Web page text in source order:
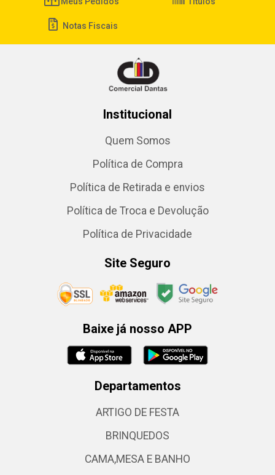
Notas Fiscais
Institucional
Quem Somos
Política de Compra
Política de Retirada e envios
Política de Troca e Devolução
Política de Privacidade
Site Seguro
Baixe já nosso APP
Departamentos
ARTIGO DE FESTA
BRINQUEDOS
CAMA,MESA E BANHO